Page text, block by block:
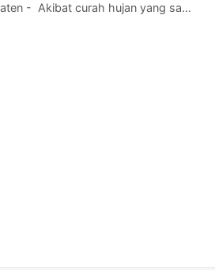
- Akibat curah hujan yang sa…